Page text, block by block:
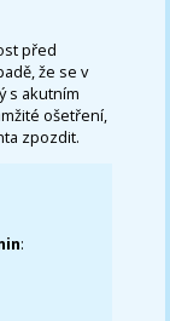
před
že se v
s akutním
ošetření,
zpozdit.
: